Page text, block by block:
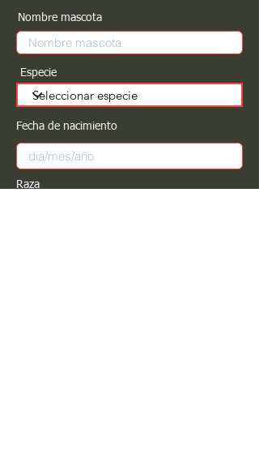
Nombre mascota
Especie
Fecha de nacimiento
Raza